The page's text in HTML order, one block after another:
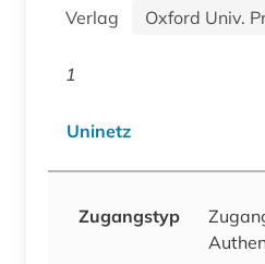
Verlag
Oxford Univ.
1
Uninetz
Zugangstyp